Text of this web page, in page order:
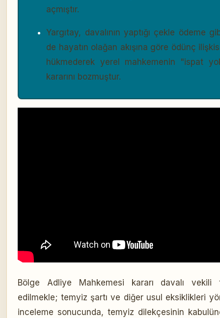
açmıştır.
Yargıtay, davalının yaptığı çekle ödeme
de hayatın olağan akışına göre ödünç
hükmederek yerel mahkemenin "ispat
kararını bozmuştur.
Bölge Adliye Mahkemesi kararı davalı vekili
edilmekle; temyiz şartı ve diğer usul eksiklikleri
inceleme sonucunda, temyiz dilekçesinin